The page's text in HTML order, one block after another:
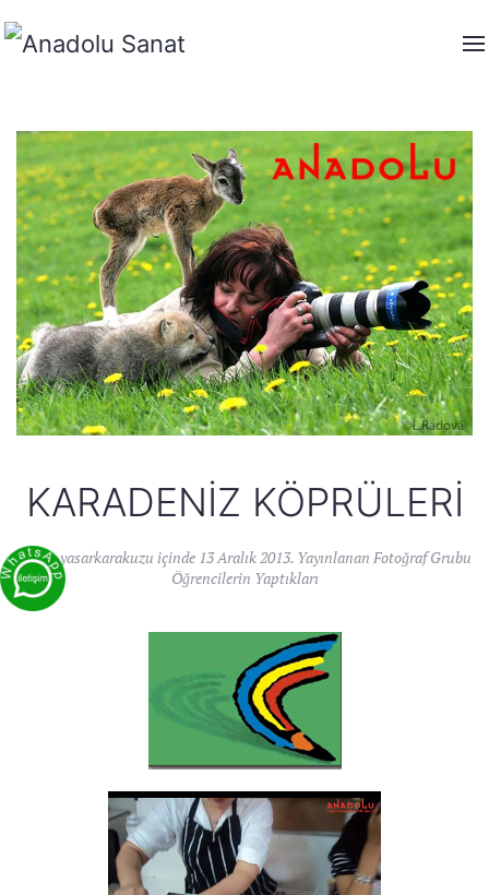
KARADENIZ KÖPRÜLERI
Yazanyasarkarakuzu içinde 13 Aralık 2013. Yayınlanan Fotoğraf Grubu
Öğrencilerin Yaptıkları